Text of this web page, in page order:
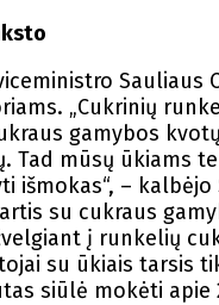
„Cukrinių
gamybos
Tad mūsų ūkiams
išmokas“, –
su cukraus
į runkelių
su ūkiais tarsis
siūlė mokėti apie